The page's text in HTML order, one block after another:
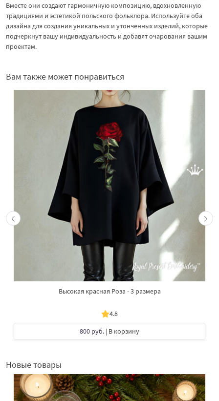
Вместе они создают гармоничную композицию, вдохновленную
традициями и эстетикой польского фольклора. Используйте оба
дизайна для создания уникальных и утонченных изделий, которые
подчеркнут вашу индивидуальность и добавят очарования вашим
проектам.
Вам также может понравиться
Высокая красная Роза - 3 размера
4.8
800 руб. | В корзину
Новые товары